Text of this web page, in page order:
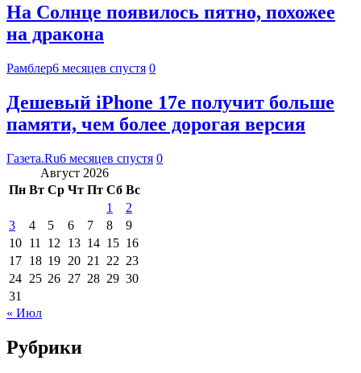
На Солнце появилось пятно, похожее
на дракона
Рамблер6 месяцев спустя 0
Дешевый iPhone 17e получит больше
памяти, чем более дорогая версия
Газета.Ru6 месяцев спустя 0
Август 2026
Пн Вт Ср Чт Пт Сб Вс
1
2
3
4 5 6 7 8
9
10 11 12 13 14 15 16
17 18 19 20 21 22 23
24 25 26 27 28 29 30
31
« Июл
Рубрики